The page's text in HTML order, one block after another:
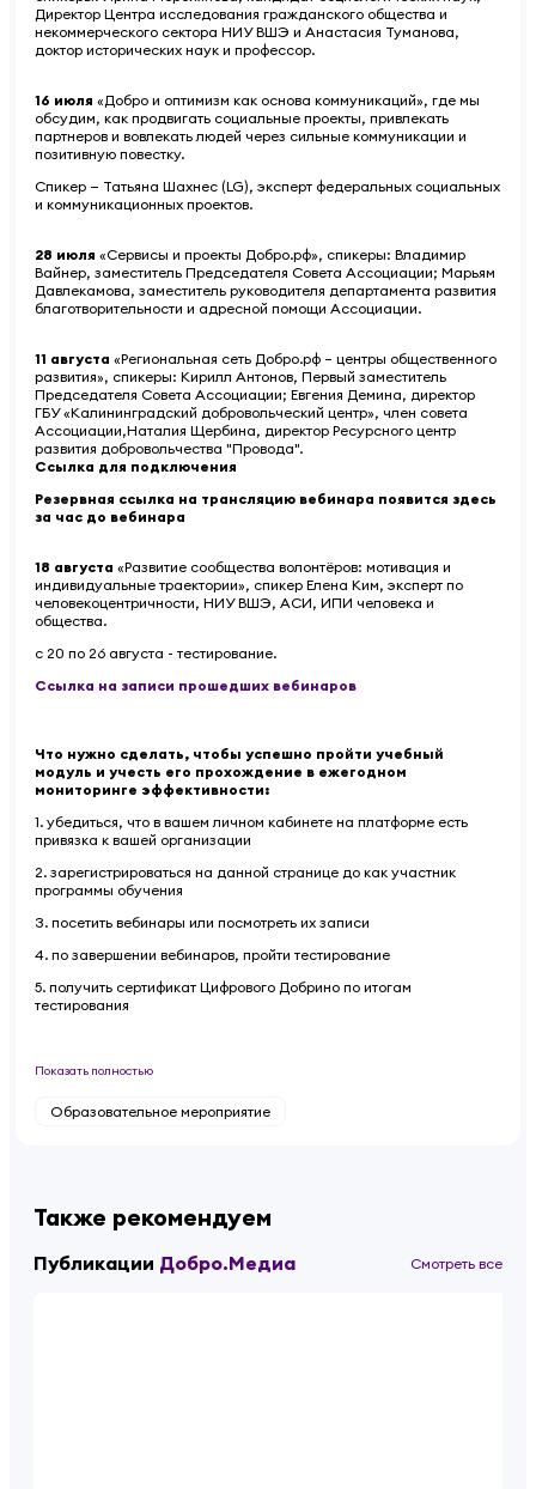
Директор Центра исследования гражданского общества и
некоммерческого сектора НИУ ВШЭ и Анастасия Туманова,
доктор исторических наук и профессор.
16 июля «Добро и оптимизм как основа коммуникаций», где мы
обсудим, как продвигать социальные проекты, привлекать
партнеров и вовлекать людей через сильные коммуникации и
позитивную повестку.
Спикер — Татьяна Шахнес (LG), эксперт федеральных социальных
и коммуникационных проектов.
28 июля «Сервисы и проекты Добро.рф», спикеры: Владимир
Вайнер, заместитель Председателя Совета Ассоциации; Марьям
Давлекамова, заместитель руководителя департамента развития
благотворительности и адресной помощи Ассоциации.
11 августа «Региональная сеть Добро.рф – центры общественного
развития», спикеры: Кирилл Антонов, Первый заместитель
Председателя Совета Ассоциации; Евгения Демина, директор
ГБУ «Калининградский добровольческий центр», член совета
Ассоциации,Наталия Щербина, директор Ресурсного центр
развития добровольчества "Провода".
Ссылка для подключения
Резервная ссылка на трансляцию вебинара появится здесь
за час до вебинара
18 августа «Развитие сообщества волонтёров: мотивация и
индивидуальные траектории», спикер Елена Ким, эксперт по
человекоцентричности, НИУ ВШЭ, АСИ, ИПИ человека и
общества.
с 20 по 26 августа - тестирование.
Ссылка на записи прошедших вебинаров
Что нужно сделать, чтобы успешно пройти учебный
модуль и учесть его прохождение в ежегодном
мониторинге эффективности:
1. убедиться, что в вашем личном кабинете на платформе есть
привязка к вашей организации
2. зарегистрироваться на данной странице до как участник
программы обучения
3. посетить вебинары или посмотреть их записи
4. по завершении вебинаров, пройти тестирование
5. получить сертификат Цифрового Добрино по итогам
тестирования
Показать полностью
Образовательное мероприятие
Также рекомендуем
Публикации Добро.Медиа Смотреть все